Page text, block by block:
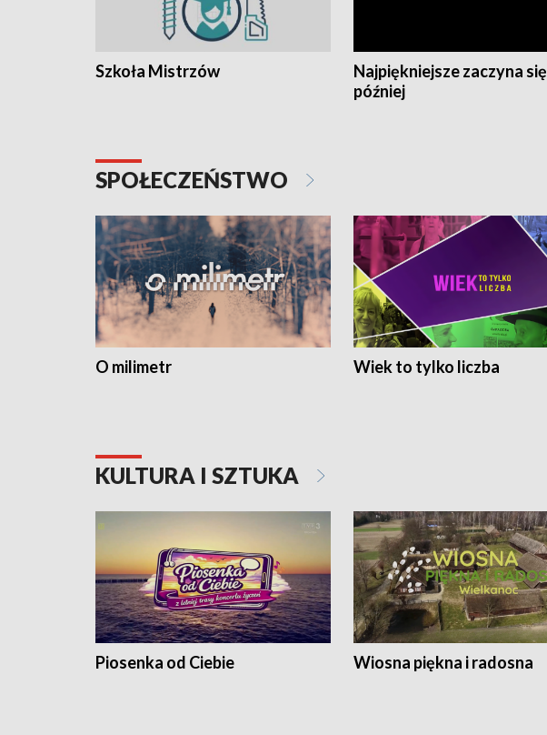
Szkoła Mistrzów
Najpiękniejsze zaczyna się
później
SPOŁECZEŃSTWO
O milimetr Wiek to tylko liczba
KULTURA I SZTUKA
Piosenka od Ciebie Wiosna piękna i radosna